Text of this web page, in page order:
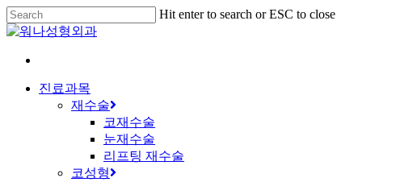
Skip
to
main
content
Hit enter to search or ESC to close
Close
Menu
진료과목
재수술
코재수술
눈재수술
리프팅 재수술
코성형